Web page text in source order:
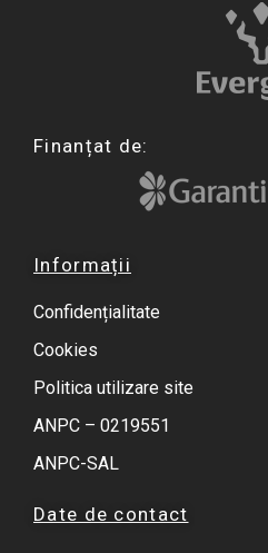
Finanțat de:
Informații
Confidențialitate
Cookies
Politica utilizare site
ANPC – 0219551
ANPC-SAL
Date de contact